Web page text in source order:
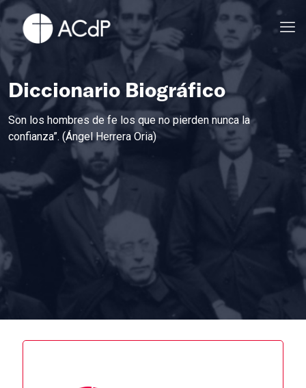
Diccionario Biográfico
Son los hombres de fe los que no pierden nunca la
confianza”. (Ángel Herrera Oria)